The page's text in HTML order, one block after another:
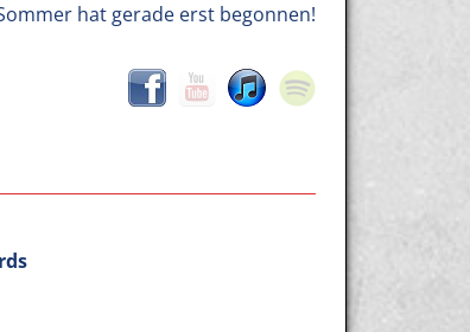
hat gerade erst begonnen!